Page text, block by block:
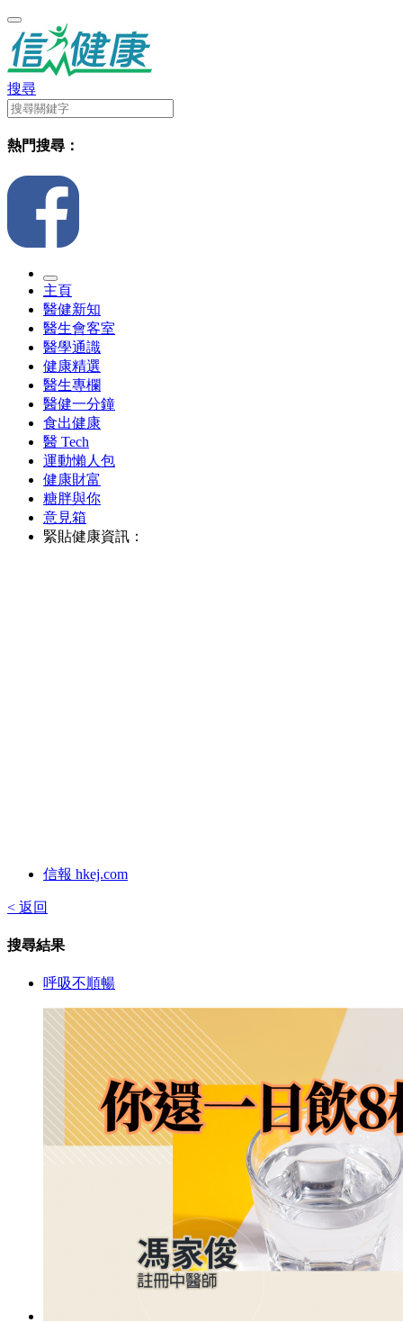
搜尋
熱門搜尋：
主頁
醫健新知
醫生會客室
醫學通識
健康精選
醫生專欄
醫健一分鐘
食出健康
醫 Tech
運動懶人包
健康財富
糖胖與你
意見箱
緊貼健康資訊：
信報 hkej.com
< 返回
搜尋結果
呼吸不順暢